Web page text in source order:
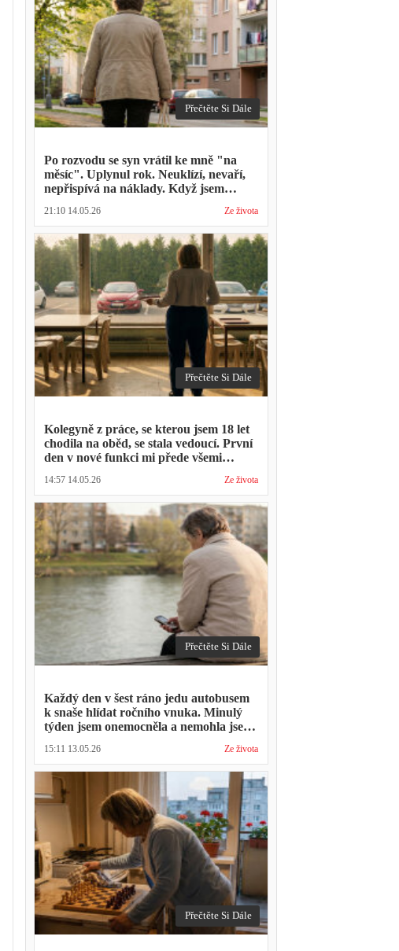
Přečtěte Si Dále
Po rozvodu se syn vrátil ke mně "na
měsíc". Uplynul rok. Neuklízí, nevaří,
nepřispívá na náklady. Když jsem
přece nevyhodíš vlastní dítě."
21:10 14.05.26 Ze života
Přečtěte Si Dále
Kolegyně z práce, se kterou jsem 18 let
chodila na oběd, se stala vedoucí. První
den v nové funkci mi přede všemi
Přestávka trvala stejně jako vždycky
14:57 14.05.26 Ze života
Přečtěte Si Dále
Každý den v šest ráno jedu autobusem
k snaše hlídat ročního vnuka. Minulý
týden jsem onemocněla a nemohla jsem
den volna. Víš, kolik nás to stálo?"
15:11 13.05.26 Ze života
Přečtěte Si Dále